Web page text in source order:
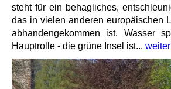
steht für ein behagliches,
das in vielen anderen europäischen
abhandengekommen ist. Wasser
Hauptrolle - die grüne Insel ist...